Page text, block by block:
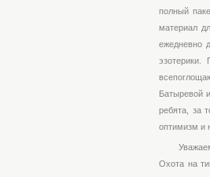
полный
материал
ежедневно
Батыревой
ребята, за
оптимизм и
Охота на